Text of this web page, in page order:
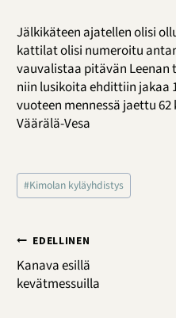
Jälkikäteen ajatellen olisi
kattilat olisi numeroitu
vauvalistaa pitävän
niin lusikoita ehdittiin jakaa
vuoteen mennessä jaettu 62
Väärälä-Vesa
Avainsanat:
#Kimolan kyläyhdistys
Artikkelien
selaus
EDELLINEN
Kanava esillä
kevätmessuilla